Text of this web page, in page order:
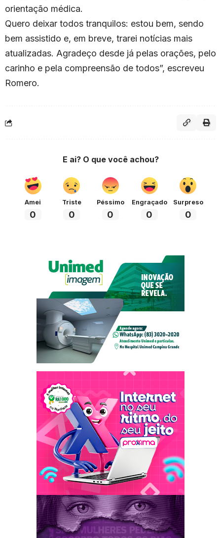
orientação médica.
Quero deixar todos tranquilos: estou bem, sendo
bem assistido e, em breve, trarei notícias mais
atualizadas. Agradeço desde já pelas orações, pelo
carinho e pela compreensão de todos”, escreveu
Romero.
E ai? O que você achou?
Amei
0
Triste
0
Péssimo
0
Engraçado
0
Surpreso
0